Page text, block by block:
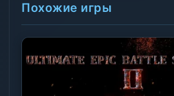
Похожие игры